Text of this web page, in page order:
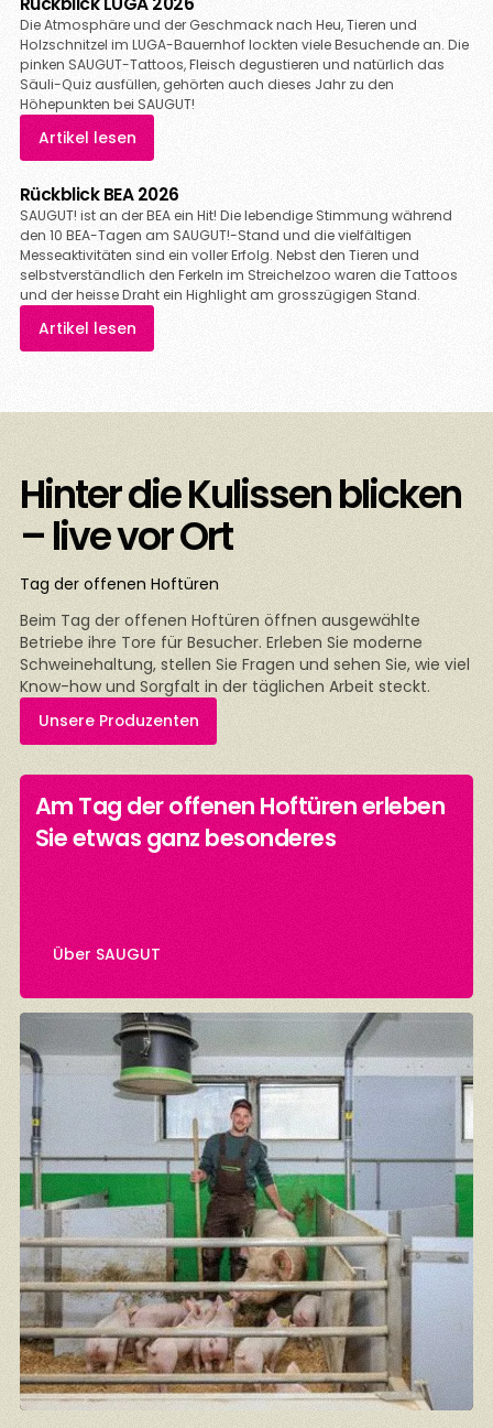
Die Atmosphäre und der Geschmack nach Heu, Tieren und
Holzschnitzel im LUGA-Bauernhof lockten viele Besuchende an. Die
pinken SAUGUT-Tattoos, Fleisch degustieren und natürlich das
Säuli-Quiz ausfüllen, gehörten auch dieses Jahr zu den
Höhepunkten bei SAUGUT!
Artikel lesen
Rückblick BEA 2026
SAUGUT! ist an der BEA ein Hit! Die lebendige Stimmung während
den 10 BEA-Tagen am SAUGUT!-Stand und die vielfältigen
Messeaktivitäten sind ein voller Erfolg. Nebst den Tieren und
selbstverständlich den Ferkeln im Streichelzoo waren die Tattoos
und der heisse Draht ein Highlight am grosszügigen Stand.
Artikel lesen
Hinter die Kulissen blicken
– live vor Ort
Tag der offenen Hoftüren
Beim Tag der offenen Hoftüren öffnen ausgewählte
Betriebe ihre Tore für Besucher. Erleben Sie moderne
Schweinehaltung, stellen Sie Fragen und sehen Sie, wie viel
Know-how und Sorgfalt in der täglichen Arbeit steckt.
Unsere Produzenten
Am Tag der offenen Hoftüren erleben
Sie etwas ganz besonderes
Über SAUGUT